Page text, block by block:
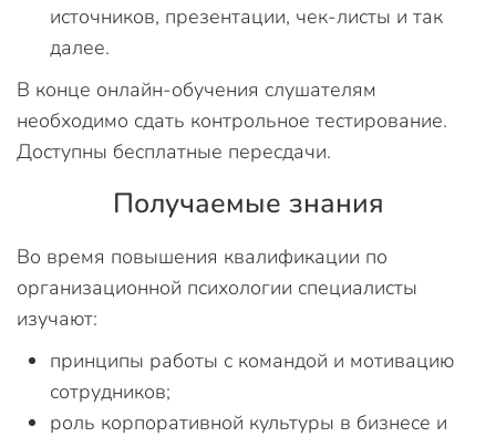
источников, презентации, чек-листы и так
далее.
В конце онлайн-обучения слушателям
необходимо сдать контрольное тестирование.
Доступны бесплатные пересдачи.
Получаемые знания
Во время повышения квалификации по
организационной психологии специалисты
изучают:
принципы работы с командой и мотивацию
сотрудников;
роль корпоративной культуры в бизнесе и